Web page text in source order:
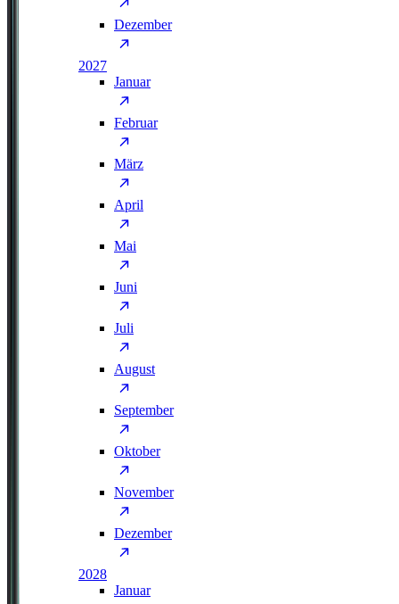
Dezember
2027
Januar
Februar
März
April
Mai
Juni
Juli
August
September
Oktober
November
Dezember
2028
Januar